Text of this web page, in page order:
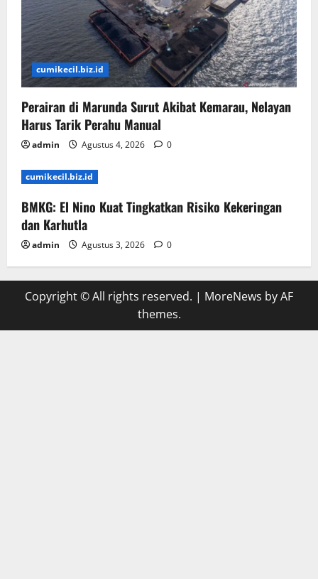
cumikecil.biz.id
Perairan di Marunda Surut Akibat Kemarau, Nelayan
Harus Tarik Perahu Manual
admin Agustus 4, 2026 0
cumikecil.biz.id
BMKG: El Nino Kuat Tingkatkan Risiko Kekeringan
dan Karhutla
admin Agustus 3, 2026 0
Copyright © All rights reserved. | MoreNews by AF
themes.